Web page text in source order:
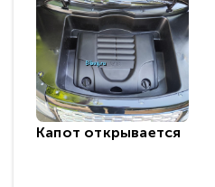
Капот открывается